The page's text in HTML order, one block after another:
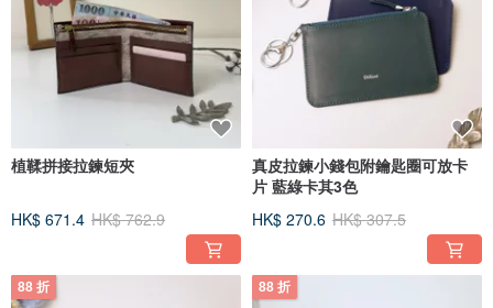
植鞣拼接拉鍊短夾
HK$ 671.4 HK$ 762.9
真皮拉鍊小錢包附鑰匙圈可放卡
片 藍綠卡其3色
HK$ 270.6 HK$ 307.5
88 折 88 折